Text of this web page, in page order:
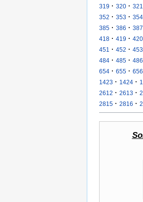
319 · 320 · 321
352 · 353 · 354
385 · 386 · 387
418 · 419 · 420
451 · 452 · 453
484 · 485 · 486
654 · 655 · 656
1423 · 1424 ·
2612 · 2613 ·
2815 · 2816 ·